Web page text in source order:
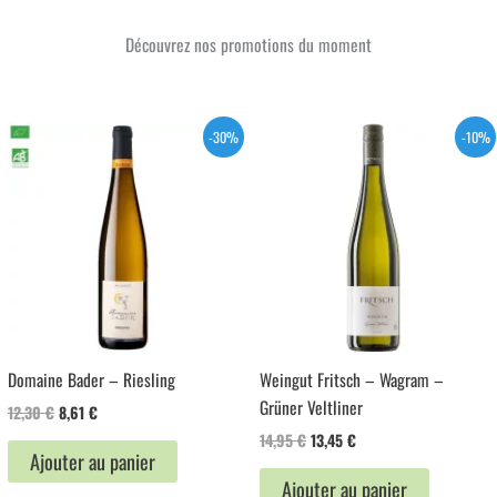
Découvrez nos promotions du moment
-30%
Domaine Bader – Riesling
12,30€Le
initial
était :
8,61€Le
est :
Ajouter au panier
-10%
Weingut Fritsch – Wagram –
Grüner Veltliner
14,95€Le
initial
13,45€Le
actuel
Ajouter au panier